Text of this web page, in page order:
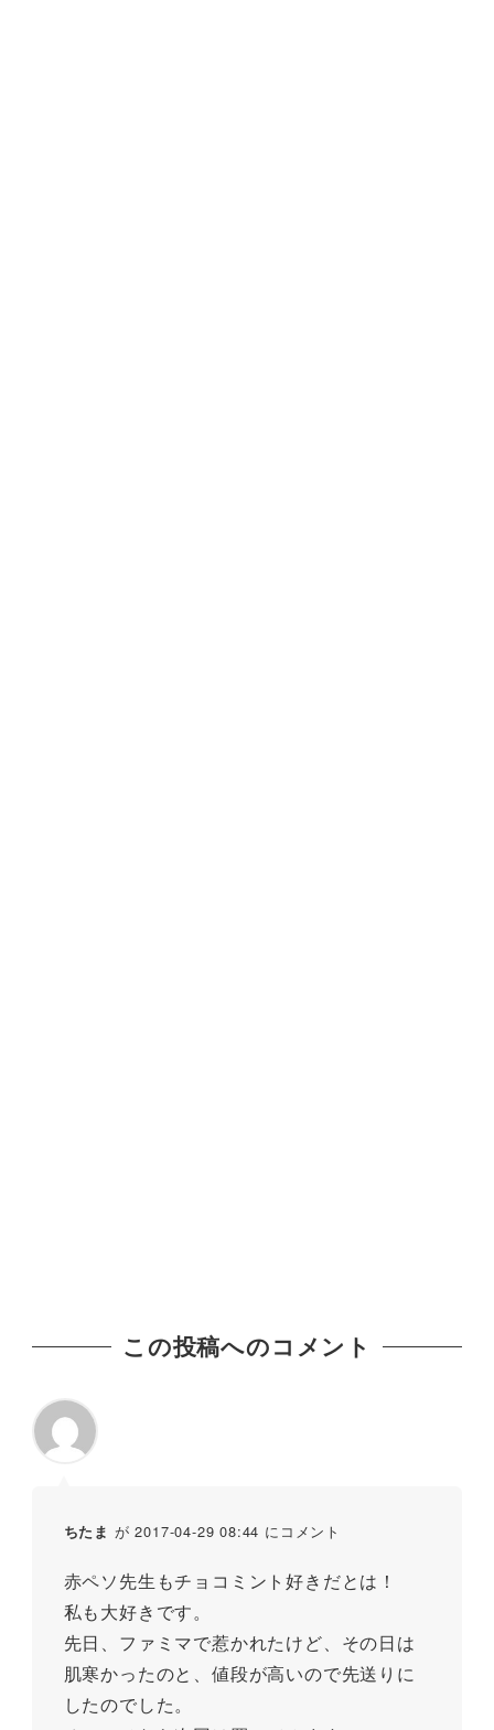
この投稿へのコメント
ちたま が 2017-04-29 08:44 にコメント
赤ペソ先生もチョコミント好きだとは！
私も大好きです。
先日、ファミマで惹かれたけど、その日は
肌寒かったのと、値段が高いので先送りに
したのでした。